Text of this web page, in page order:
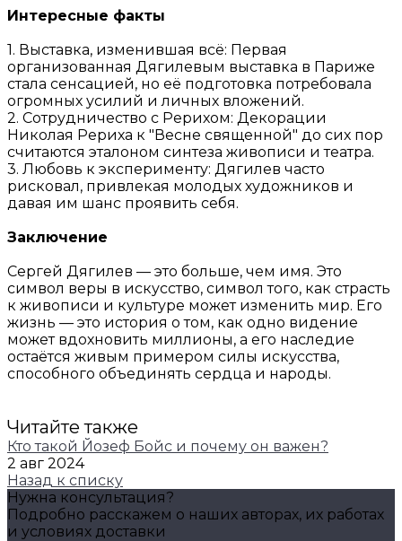
Интересные факты
1. Выставка, изменившая всё: Первая
организованная Дягилевым выставка в Париже
стала сенсацией, но её подготовка потребовала
огромных усилий и личных вложений.
2. Сотрудничество с Рерихом: Декорации
Николая Рериха к "Весне священной" до сих пор
считаются эталоном синтеза живописи и театра.
3. Любовь к эксперименту: Дягилев часто
рисковал, привлекая молодых художников и
давая им шанс проявить себя.
Заключение
Сергей Дягилев — это больше, чем имя. Это
символ веры в искусство, символ того, как страсть
к живописи и культуре может изменить мир. Его
жизнь — это история о том, как одно видение
может вдохновить миллионы, а его наследие
остаётся живым примером силы искусства,
способного объединять сердца и народы.
Читайте также
Кто такой Йозеф Бойс и почему он важен?
2 авг 2024
Назад к списку
Нужна консультация?
Подробно расскажем о наших авторах, их работах
и условиях доставки